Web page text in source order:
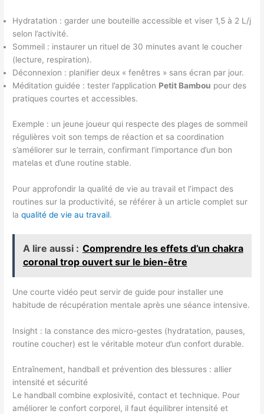
Hydratation : garder une bouteille accessible et viser 1,5 à 2 L/j
selon l’activité.
Sommeil : instaurer un rituel de 30 minutes avant le coucher
(lecture, respiration).
Déconnexion : planifier deux « fenêtres » sans écran par jour.
Méditation guidée : tester l’application Petit Bambou pour des
pratiques courtes et accessibles.
Exemple : un jeune joueur qui respecte des plages de sommeil
régulières voit son temps de réaction et sa coordination
s’améliorer sur le terrain, confirmant l’importance d’un bon
matelas et d’une routine stable.
Pour approfondir la qualité de vie au travail et l’impact des
routines sur la productivité, se référer à un article complet sur
laqualité de vie au travail.
A lire aussi : Comprendre les effets d’un chakra
coronal trop ouvert sur le bien-être
Une courte vidéo peut servir de guide pour installer une
habitude de récupération mentale après une séance intensive.
Insight : la constance des micro-gestes (hydratation, pauses,
routine coucher) est le véritable moteur d’un confort durable.
Entraînement, handball et prévention des blessures : allier
intensité et sécurité
Le handball combine explosivité, contact et technique. Pour
améliorer le confort corporel, il faut équilibrer intensité et